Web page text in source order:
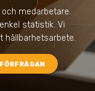
medarbetare.
statistik. Vi
hållbarhetsarbete.